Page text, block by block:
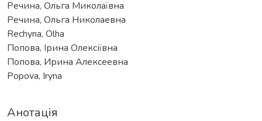
Речина, Ольга Миколаївна
Речина, Ольга Николаевна
Rechyna, Olha
Попова, Ірина Олексіївна
Попова, Ирина Алексеевна
Popova, Iryna
Анотація